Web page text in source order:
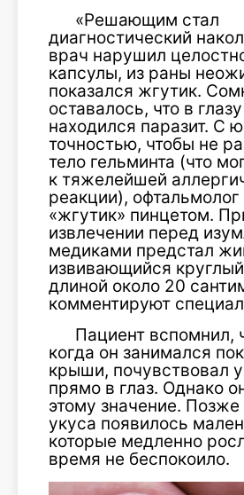
«Решающим стал
диагностический
врач нарушил
капсулы, из раны
показался жгутик.
оставалось, что в
находился паразит. С
точностью, чтобы не
тело гельминта (что
к тяжелейшей
реакции), офтальмолог
«жгутик» пинцетом.
извлечении перед
медиками предстал
извивающийся
длиной около 20
комментируют
Пациент вспомнил,
когда он занимался
крыши, почувствовал
прямо в глаз. Однако
этому значение. Позже
укуса появилось
которые медленно
время не беспокоило.